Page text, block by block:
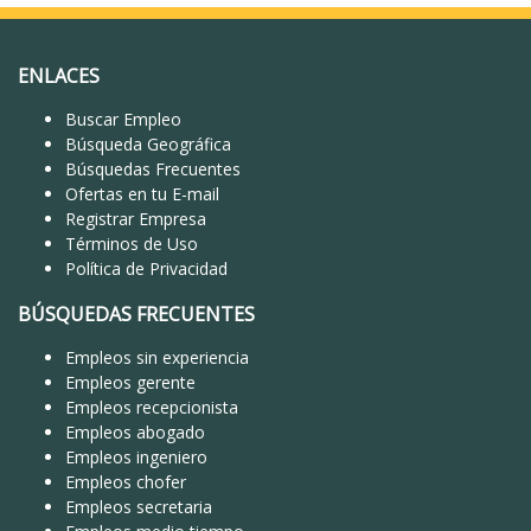
ENLACES
Buscar Empleo
Búsqueda Geográfica
Búsquedas Frecuentes
Ofertas en tu E-mail
Registrar Empresa
Términos de Uso
Política de Privacidad
BÚSQUEDAS FRECUENTES
Empleos sin experiencia
Empleos gerente
Empleos recepcionista
Empleos abogado
Empleos ingeniero
Empleos chofer
Empleos secretaria